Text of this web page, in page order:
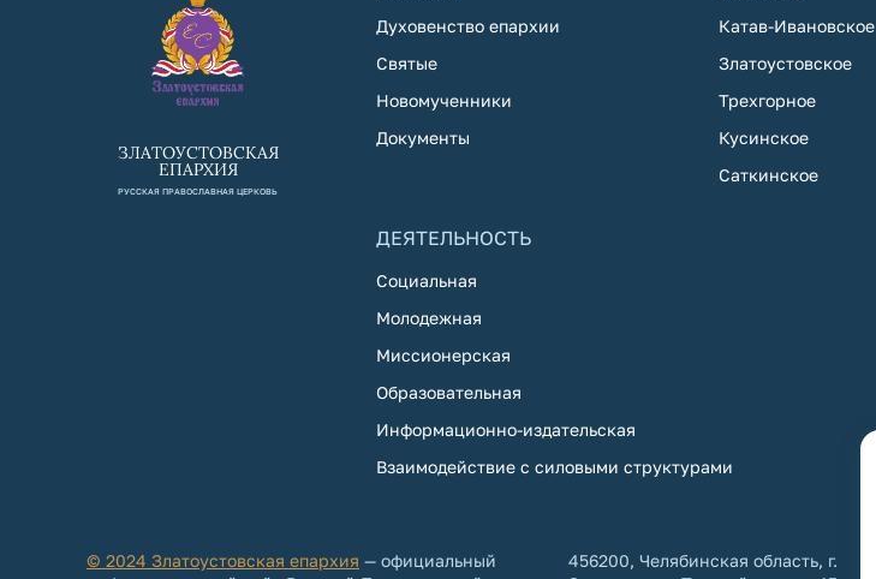
ЗЛАТОУСТОВСКАЯ
ЕПАРХИЯ
РУССКАЯ ПРАВОСЛАВНАЯ ЦЕРКОВЬ
Духовенство епархии
Святые
Новомученники
Документы
Катав-Ивановское
Златоустовское
Трехгорное
Кусинское
Саткинское
ДЕЯТЕЛЬНОСТЬ
Социальная
Молодежная
Миссионерская
Образовательная
Информационно-издательская
Взаимодействие с силовыми структурами
© 2024 Златоустовская епархия — официальный
456200, Челябинская область, г.